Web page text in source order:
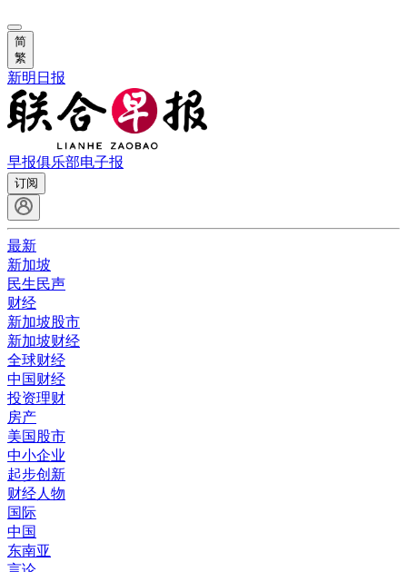
简
繁
新明日报
早报俱乐部电子报
订阅
最新
新加坡
民生民声
财经
新加坡股市
新加坡财经
全球财经
中国财经
投资理财
房产
美国股市
中小企业
起步创新
财经人物
国际
中国
东南亚